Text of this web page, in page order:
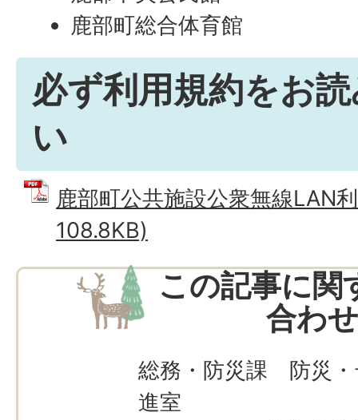
鹿部町総合体育館
必ず利用規約をお
い
鹿部町公共施設公衆無線LAN
108.8KB)
この記事に関
合わ
総務・防災課 防災・
進室